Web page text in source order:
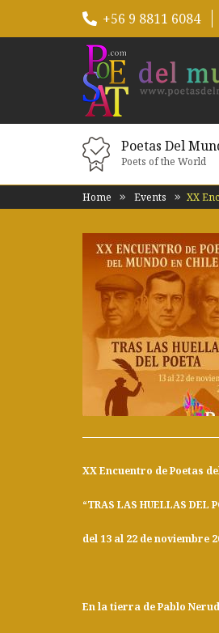
+56 9 8811 6084
Poetas Del
Poets of the World
Home Events XX
XX Encuentro de Poetas
“TRAS LAS HUELLAS DEL
del 13 al 22 de noviembre
En la tierra de Pablo